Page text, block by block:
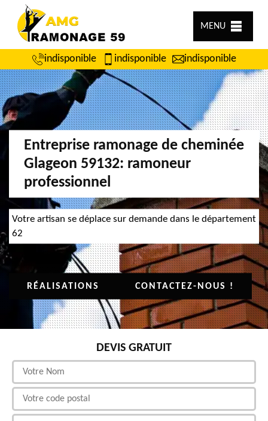
MENU
indisponible indisponible indisponible
Entreprise ramonage de cheminée
Glageon 59132: ramoneur
professionnel
Votre artisan se déplace sur demande dans le département
62
RÉALISATIONS CONTACTEZ-NOUS !
DEVIS GRATUIT